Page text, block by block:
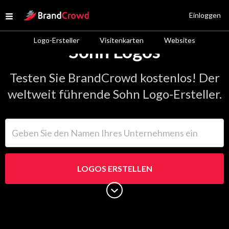
Open menu
Site Logo
Logo-Ersteller Visitenkarten Websites
Einloggen
Sohn Logos
Testen Sie BrandCrowd kostenlos! Der
weltweit führende Sohn Logo-Ersteller.
LOGOS ERSTELLEN